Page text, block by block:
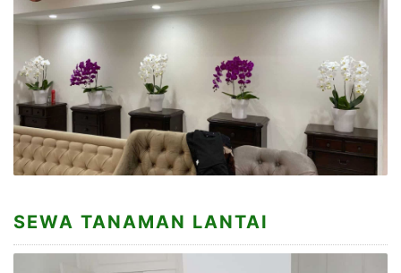
SEWA TANAMAN LANTAI